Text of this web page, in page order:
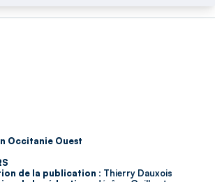
Occitanie Ouest
de la publication : Thierry Dauxois